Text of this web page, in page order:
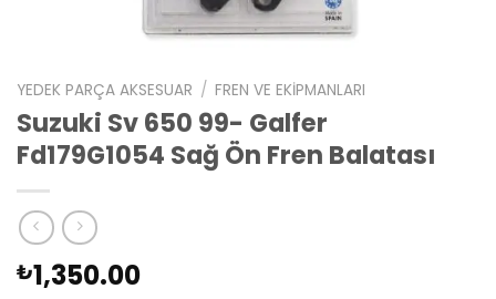
YEDEK PARÇA AKSESUAR / FREN VE EKIPMANLARI
Suzuki Sv 650 99- Galfer
Fd179G1054 Sağ Ön Fren Balatası
₺1,350.00